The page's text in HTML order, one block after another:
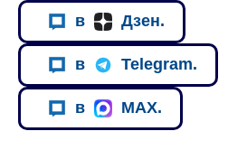
в Дзен.
в Telegram.
в MAX.